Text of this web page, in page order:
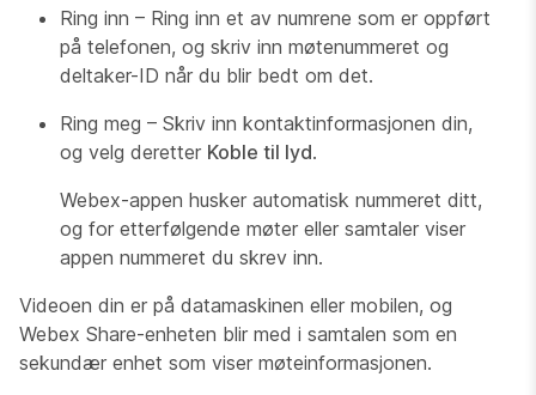
Ring inn – Ring inn et av numrene som er oppført
på telefonen, og skriv inn møtenummeret og
deltaker-ID når du blir bedt om det.
Ring meg – Skriv inn kontaktinformasjonen din,
og velg deretter Koble til lyd.
Webex-appen husker automatisk nummeret ditt,
og for etterfølgende møter eller samtaler viser
appen nummeret du skrev inn.
Videoen din er på datamaskinen eller mobilen, og
Webex Share-enheten blir med i samtalen som en
sekundær enhet som viser møteinformasjonen.